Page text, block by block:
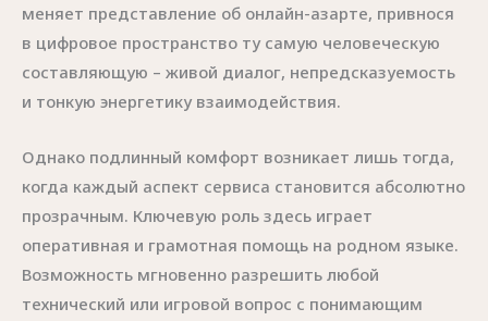
меняет представление об онлайн-азарте, привнося
в цифровое пространство ту самую человеческую
составляющую – живой диалог, непредсказуемость
и тонкую энергетику взаимодействия.
Однако подлинный комфорт возникает лишь тогда,
когда каждый аспект сервиса становится абсолютно
прозрачным. Ключевую роль здесь играет
оперативная и грамотная помощь на родном языке.
Возможность мгновенно разрешить любой
технический или игровой вопрос с понимающим